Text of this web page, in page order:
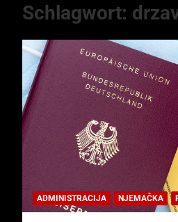
Schlagwort:
ADMINISTRACIJA NJEMAČKA